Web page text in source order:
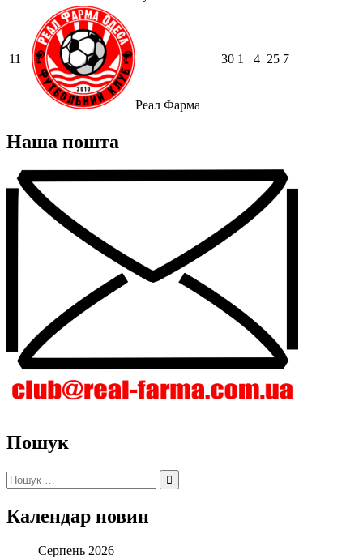
11
Реал Фарма
30 1 4 25 7
Наша пошта
Пошук
Пошук:
Календар новин
Серпень 2026